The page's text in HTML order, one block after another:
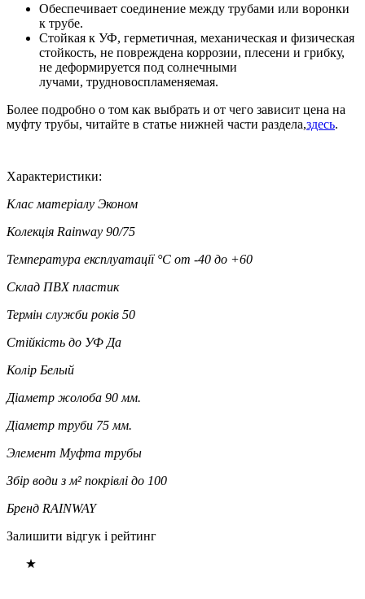
Обеспечивает соединение между трубами или воронки
к трубе.
Стойкая к УФ, герметичная, механическая и физическая
стойкость, не повреждена коррозии, плесени и грибку,
не деформируется под солнечными
лучами, трудновоспламеняемая.
Более подробно о том как выбрать и от чего зависит цена на
муфту трубы, читайте в статье нижней части раздела,здесь.
Характеристики:
Клас матеріалу Эконом
Колекція Rainway 90/75
Температура експлуатації °C от -40 до +60
Склад ПВХ пластик
Термін служби років 50
Стійкість до УФ Да
Колір Белый
Діаметр жолоба 90 мм.
Діаметр труби 75 мм.
Элемент Муфта трубы
Збір води з м² покрівлі до 100
Бренд RAINWAY
Залишити відгук і рейтинг